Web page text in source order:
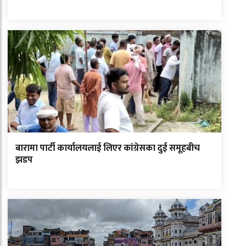
बारामा पार्टी कार्यालयलाई लिएर कांग्रेसका दुई समूहबीच
झडप